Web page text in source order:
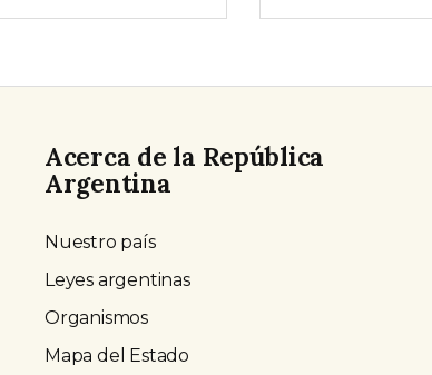
Acerca de la República
Argentina
Nuestro país
Leyes argentinas
Organismos
Mapa del Estado